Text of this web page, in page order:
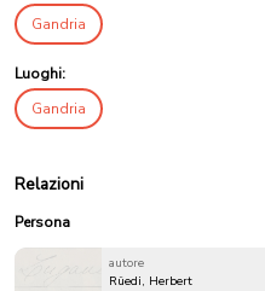
Gandria
Luoghi:
Gandria
Relazioni
Persona
autore
Rüedi, Herbert